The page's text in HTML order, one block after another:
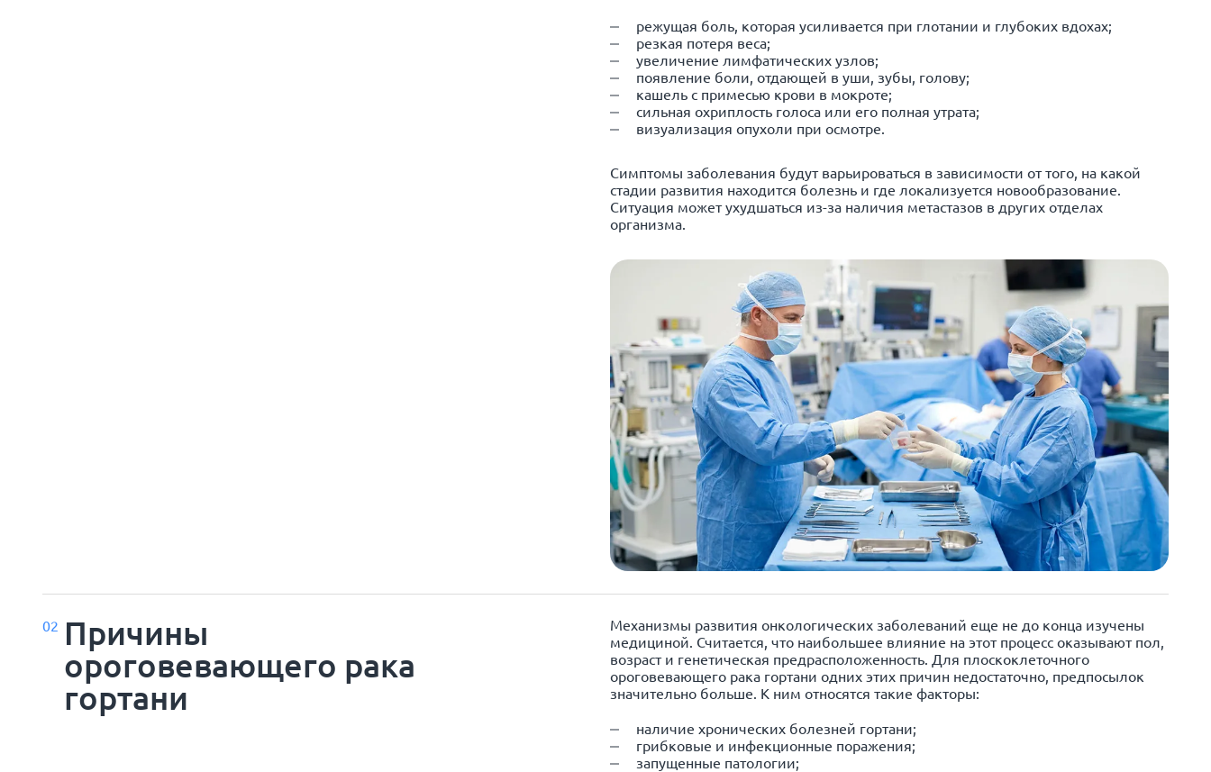
режущая боль, которая усиливается при глотании и глубоких вдохах;
резкая потеря веса;
увеличение лимфатических узлов;
появление боли, отдающей в уши, зубы, голову;
кашель с примесью крови в мокроте;
сильная охриплость голоса или его полная утрата;
визуализация опухоли при осмотре.
Симптомы заболевания будут варьироваться в зависимости от того, на какой
стадии развития находится болезнь и где локализуется новообразование.
Ситуация может ухудшаться из-за наличия метастазов в других отделах
организма.
02 Причины
ороговевающего рака
гортани
Механизмы развития онкологических заболеваний еще не до конца изучены
медициной. Считается, что наибольшее влияние на этот процесс оказывают пол,
возраст и генетическая предрасположенность. Для плоскоклеточного
ороговевающего рака гортани одних этих причин недостаточно, предпосылок
значительно больше. К ним относятся такие факторы:
наличие хронических болезней гортани;
грибковые и инфекционные поражения;
запущенные патологии;